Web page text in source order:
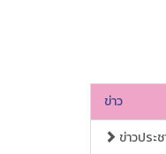
ข่าว
ข่าวประ